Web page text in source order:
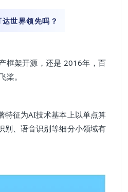
达世界领先吗？
框架开源，还是 2016年，百
桨。
特征为AI技术基本上以单点算
别、语音识别等细分小领域有